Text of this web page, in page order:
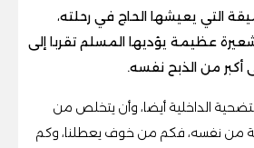
التي يعيشها الحاج في رحلته،
عظيمة يؤديها المسلم تقربا إلى
أكبر من الذبح نفسه.
التضحية الداخلية أيضا، وأن يتخلص من
من نفسه، فكم من خوف يعطلنا، وكم